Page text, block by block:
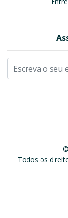
Todos os